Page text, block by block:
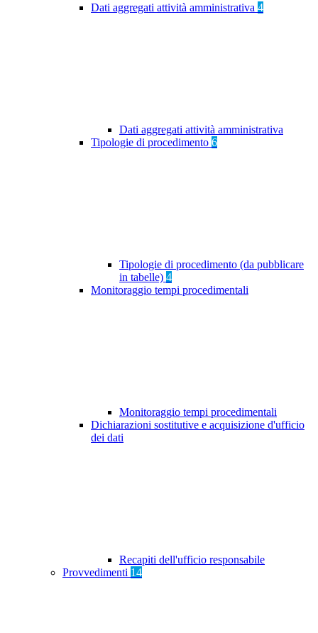
Dati aggregati attività amministrativa 4
Dati aggregati attività amministrativa
Tipologie di procedimento 6
Tipologie di procedimento (da pubblicare
in tabelle) 4
Monitoraggio tempi procedimentali
Monitoraggio tempi procedimentali
Dichiarazioni sostitutive e acquisizione d'ufficio
dei dati
Recapiti dell'ufficio responsabile
Provvedimenti 14